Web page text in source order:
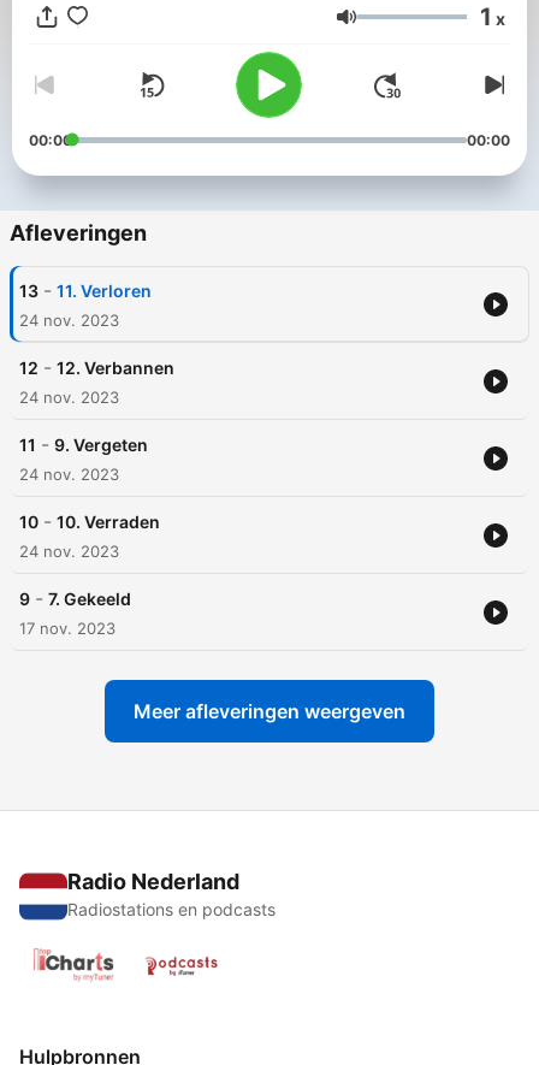
Volume 1 x
00:00 00:00
Afleveringen
13 - 11. Verloren
24 nov. 2023
12 - 12. Verbannen
24 nov. 2023
11 - 9. Vergeten
24 nov. 2023
10 - 10. Verraden
24 nov. 2023
9 - 7. Gekeeld
17 nov. 2023
Meer afleveringen weergeven
Radio Nederland
Radiostations en podcasts
Hulpbronnen